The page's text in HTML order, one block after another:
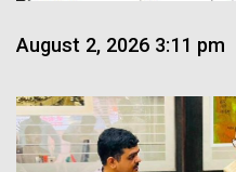
August 2, 2026 3:11 pm